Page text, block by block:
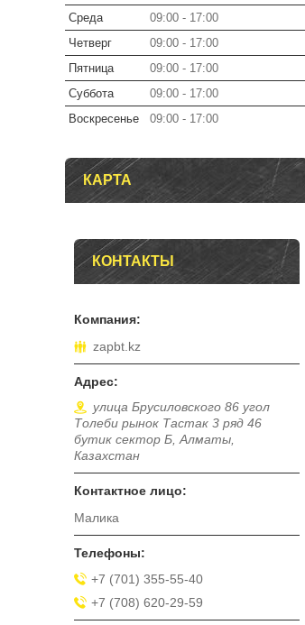
Среда
09:00
17:00
Четверг
09:00
17:00
Пятница
09:00
17:00
Суббота
09:00
17:00
Воскресенье
09:00 17:00
КАРТА
КОНТАКТЫ
zapbt.kz
улица Брусиловского 86 угол
Толеби рынок Тастак 3 ряд 46
бутик сектор Б, Алматы,
Казахстан
Малика
+7 (701) 355-55-40
+7 (708) 620-29-59